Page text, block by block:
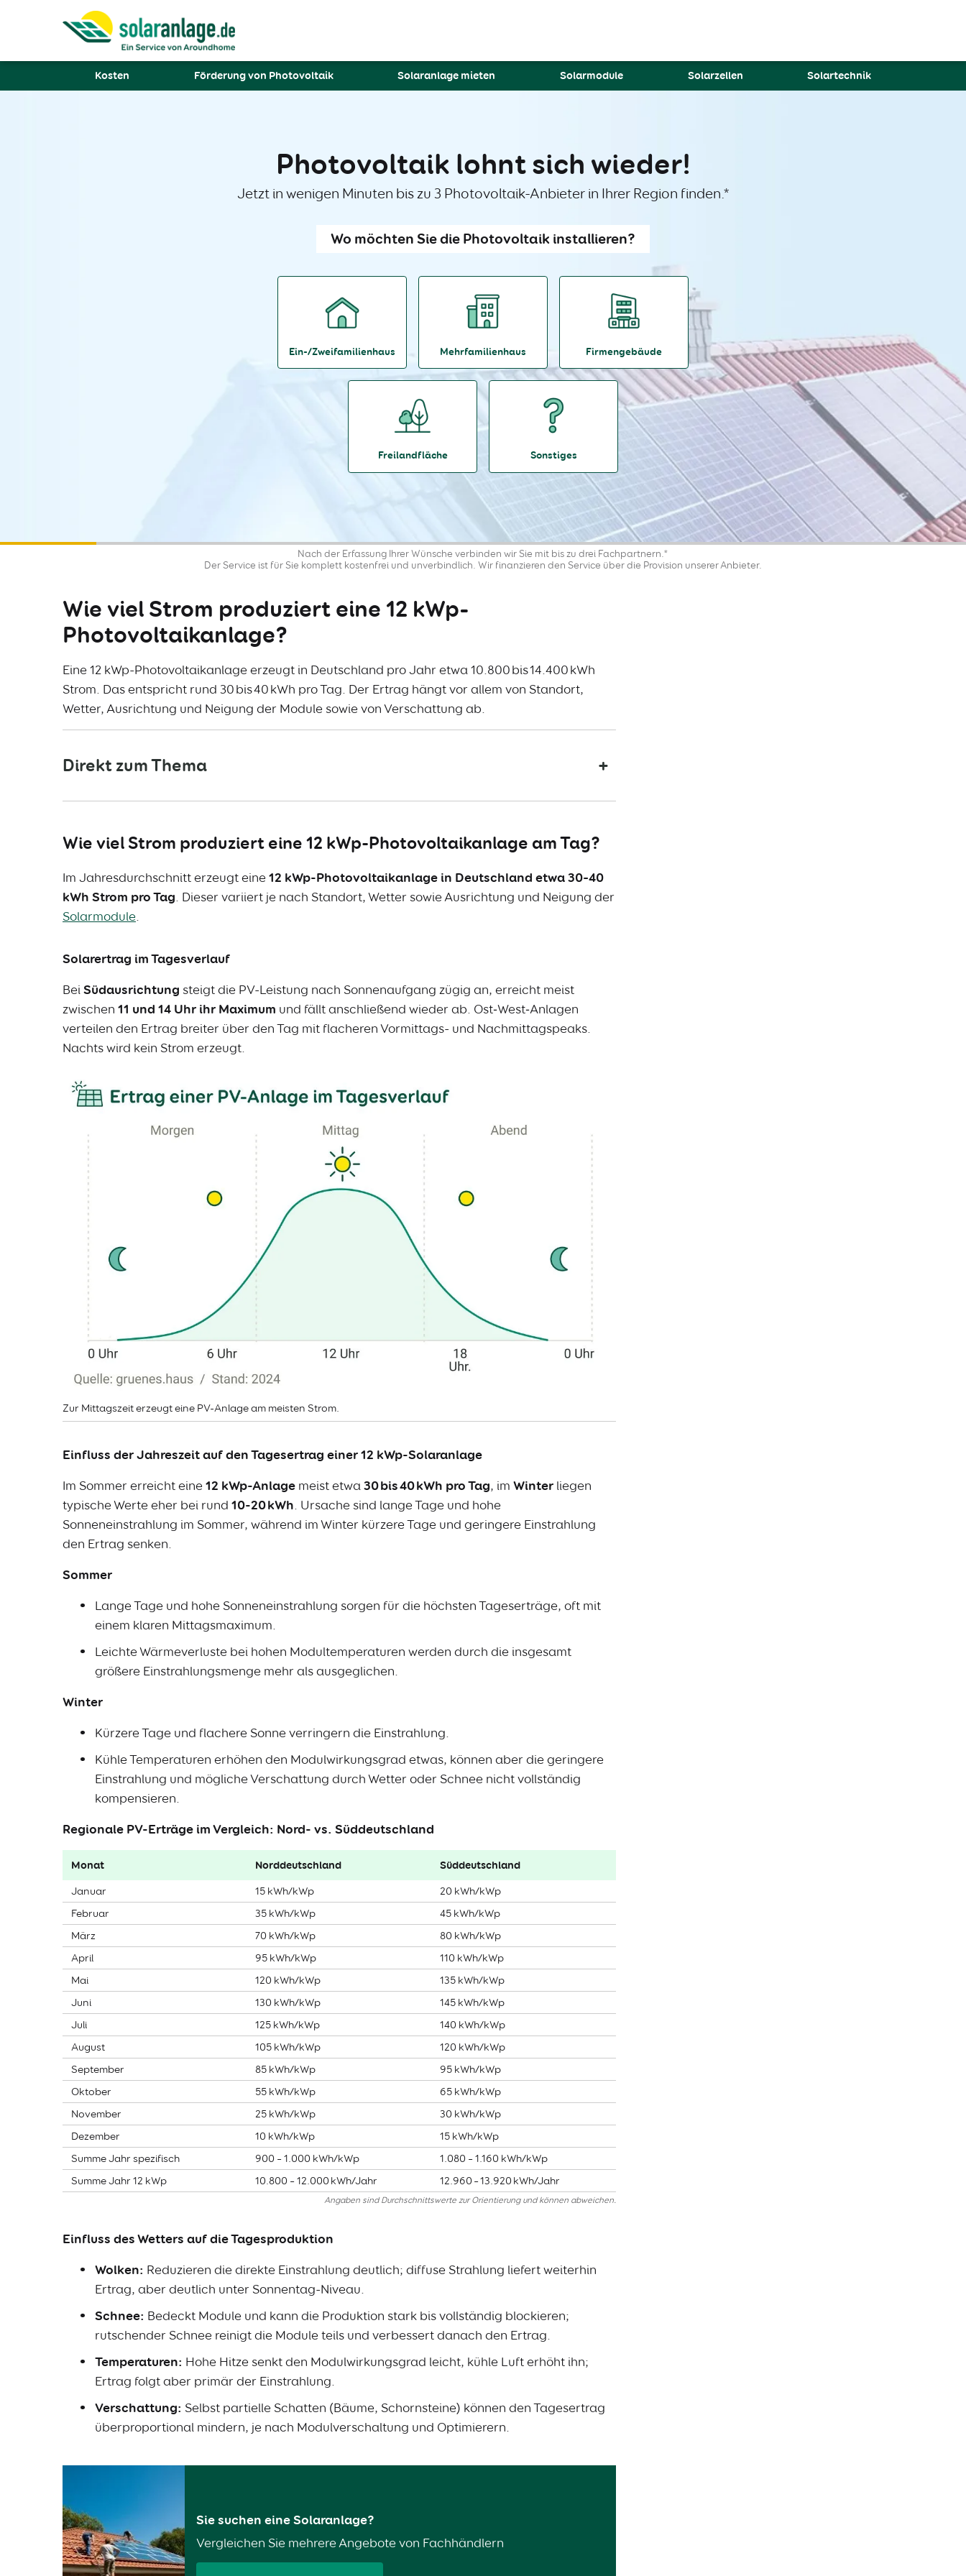
Kosten Förderung von Photovoltaik Solaranlage mieten Solarmodule Solarzellen Solartechnik
Photovoltaik lohnt sich wieder!
Jetzt in wenigen Minuten bis zu 3 Photovoltaik-Anbieter in Ihrer Region finden.*
Wo möchten Sie die Photovoltaik installieren?
Ein-/Zweifamilienhaus Mehrfamilienhaus Firmengebäude
Freilandfläche Sonstiges
Nach der Erfassung Ihrer Wünsche verbinden wir Sie mit bis zu drei Fachpartnern.*
Der Service ist für Sie komplett kostenfrei und unverbindlich. Wir finanzieren den Service über die Provision unserer Anbieter.
Wie viel Strom produziert eine 12 kWp-
Photovoltaikanlage?
Eine 12 kWp-Photovoltaikanlage erzeugt in Deutschland pro Jahr etwa 10.800 bis 14.400 kWh
Strom. Das entspricht rund 30 bis 40 kWh pro Tag. Der Ertrag hängt vor allem von Standort,
Wetter, Ausrichtung und Neigung der Module sowie von Verschattung ab.
Direkt zum Thema
Wie viel Strom produziert eine 12 kWp-Photovoltaikanlage am Tag?
Im Jahresdurchschnitt erzeugt eine 12 kWp-Photovoltaikanlage in Deutschland etwa 30–40
kWh Strom pro Tag. Dieser variiert je nach Standort, Wetter sowie Ausrichtung und Neigung der
Solarmodule.
Solarertrag im Tagesverlauf
BeiSüdausrichtung steigt die PV-Leistung nach Sonnenaufgang zügig an, erreicht meist
zwischen 11 und 14 Uhr ihr Maximum und fällt anschließend wieder ab. Ost‑West‑Anlagen
verteilen den Ertrag breiter über den Tag mit flacheren Vormittags- und Nachmittagspeaks.
Nachts wird kein Strom erzeugt.
Zur Mittagszeit erzeugt eine PV-Anlage am meisten Strom.
Einfluss der Jahreszeit auf den Tagesertrag einer 12 kWp-Solaranlage
Im Sommer erreicht eine 12 kWp-Anlage meist etwa30 bis 40 kWh pro Tag, im Winter liegen
typische Werte eher bei rund 10-20 kWh. Ursache sind lange Tage und hohe
Sonneneinstrahlung im Sommer, während im Winter kürzere Tage und geringere Einstrahlung
den Ertrag senken.
Sommer
Lange Tage und hohe Sonneneinstrahlung sorgen für die höchsten Tageserträge, oft mit
einem klaren Mittagsmaximum.
Leichte Wärmeverluste bei hohen Modultemperaturen werden durch die insgesamt
größere Einstrahlungsmenge mehr als ausgeglichen.
Winter
Kürzere Tage und flachere Sonne verringern die Einstrahlung.
Kühle Temperaturen erhöhen den Modulwirkungsgrad etwas, können aber die geringere
Einstrahlung und mögliche Verschattung durch Wetter oder Schnee nicht vollständig
kompensieren.
Regionale PV-Erträge im Vergleich: Nord- vs. Süddeutschland
Monat Norddeutschland Süddeutschland
Januar 15 kWh/kWp
20 kWh/kWp
Februar
35 kWh/kWp
45 kWh/kWp
März
70 kWh/kWp
80 kWh/kWp
April
95 kWh/kWp
110 kWh/kWp
Mai
120 kWh/kWp
135 kWh/kWp
Juni
130 kWh/kWp
145 kWh/kWp
Juli
125 kWh/kWp
140 kWh/kWp
August
105 kWh/kWp
120 kWh/kWp
September
85 kWh/kWp
95 kWh/kWp
Oktober
55 kWh/kWp
65 kWh/kWp
November
25 kWh/kWp
30 kWh/kWp
Dezember
10 kWh/kWp
15 kWh/kWp
Summe Jahr spezifisch
900 – 1.000 kWh/kWp
1.080 – 1.160 kWh/kWp
Summe Jahr 12 kWp
10.800 – 12.000 kWh/Jahr 12.960 – 13.920 kWh/Jahr
Angaben sind Durchschnittswerte zur Orientierung und können abweichen.
Einfluss des Wetters auf die Tagesproduktion
Wolken: Reduzieren die direkte Einstrahlung deutlich; diffuse Strahlung liefert weiterhin
Ertrag, aber deutlich unter Sonnentag-Niveau.
Schnee: Bedeckt Module und kann die Produktion stark bis vollständig blockieren;
rutschender Schnee reinigt die Module teils und verbessert danach den Ertrag.
Temperaturen: Hohe Hitze senkt den Modulwirkungsgrad leicht, kühle Luft erhöht ihn;
Ertrag folgt aber primär der Einstrahlung.
Verschattung: Selbst partielle Schatten (Bäume, Schornsteine) können den Tagesertrag
überproportional mindern, je nach Modulverschaltung und Optimierern.
Sie suchen eine Solaranlage?
Vergleichen Sie mehrere Angebote von Fachhändlern